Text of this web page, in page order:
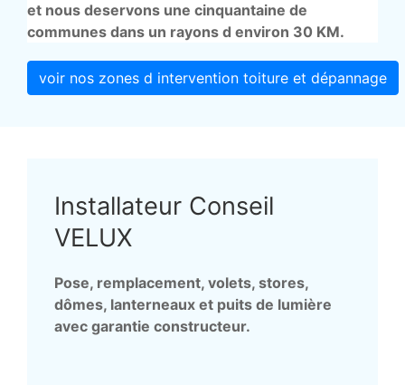
et nous deservons une cinquantaine de
communes dans un rayons d environ 30 KM.
voir nos zones d intervention toiture et dépannage
Installateur Conseil
VELUX
Pose, remplacement, volets, stores,
dômes, lanterneaux et puits de lumière
avec garantie constructeur.